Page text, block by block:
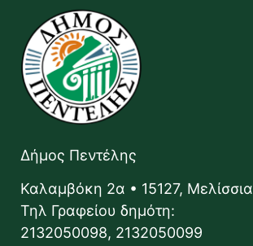
Δήμος Πεντέλης
Καλαμβόκη 2α • 15127, Μελίσσια
Τηλ Γραφείου δημότη:
2132050098, 2132050099